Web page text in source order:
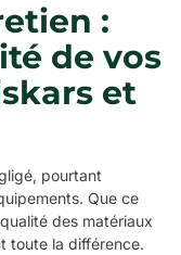
:
de vos
et
pourtant
Que ce
des matériaux
toute la différence.